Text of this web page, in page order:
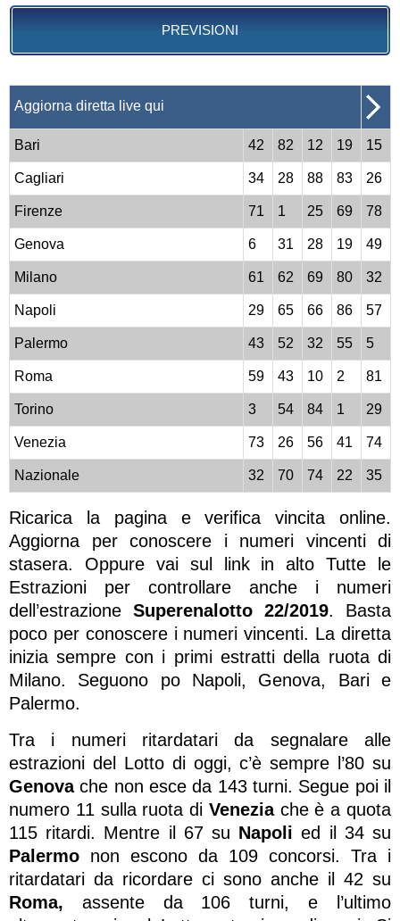
PREVISIONI
Aggiorna diretta live qui
Bari 42 82 12 19 15
Cagliari 34 28 88 83 26
Firenze 71 1 25 69 78
Genova 6 31 28 19 49
Milano 61 62 69 80 32
Napoli 29 65 66 86 57
Palermo 43 52 32 55 5
Roma 59 43 10 2 81
Torino 3 54 84 1 29
Venezia 73 26 56 41 74
Nazionale 32 70 74 22 35
Ricarica la pagina e verifica vincita online.
Aggiorna per conoscere i numeri vincenti di
stasera. Oppure vai sul link in alto Tutte le
Estrazioni per controllare anche i numeri
dell’estrazione Superenalotto 22/2019. Basta
poco per conoscere i numeri vincenti. La diretta
inizia sempre con i primi estratti della ruota di
Milano. Seguono po Napoli, Genova, Bari e
Palermo.
Tra i numeri ritardatari da segnalare alle
estrazioni del Lotto di oggi, c’è sempre l’80 su
Genovache non esce da 143 turni. Segue poi il
numero 11 sulla ruota di Veneziache è a quota
115 ritardi. Mentre il 67 su Napoli ed il 34 su
Palermo non escono da 109 concorsi. Tra i
ritardatari da ricordare ci sono anche il 42 su
Roma, assente da 106 turni, e l’ultimo